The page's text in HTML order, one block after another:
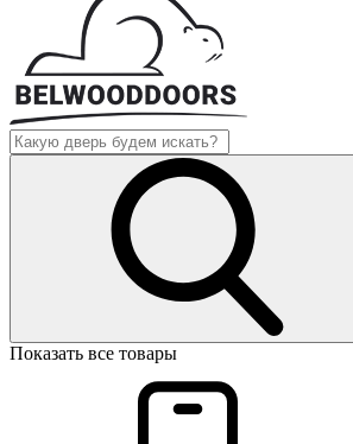
Показать все товары